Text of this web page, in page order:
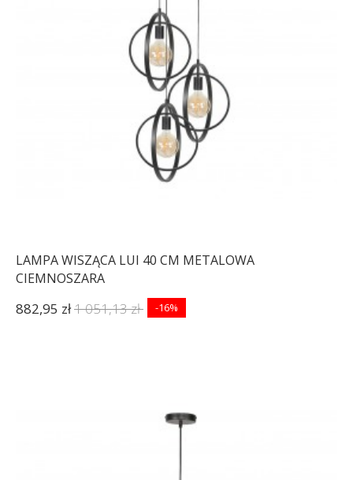
LAMPA WISZĄCA LUI 40 CM METALOWA
CIEMNOSZARA
882,95 zł1 051,13 zł -16%